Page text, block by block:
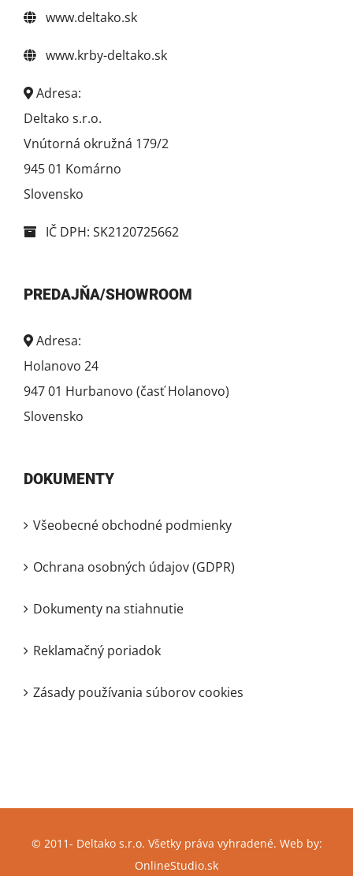
www.deltako.sk
www.krby-deltako.sk
Adresa:
Deltako s.r.o.
Vnútorná okružná 179/2
945 01 Komárno
Slovensko
IČ DPH: SK2120725662
PREDAJŇA/SHOWROOM
Adresa:
Holanovo 24
947 01 Hurbanovo (časť Holanovo)
Slovensko
DOKUMENTY
Všeobecné obchodné podmienky
Ochrana osobných údajov (GDPR)
Dokumenty na stiahnutie
Reklamačný poriadok
Zásady používania súborov cookies
© 2011- Deltako s.r.o. Všetky práva vyhradené. Web by:
OnlineStudio.sk